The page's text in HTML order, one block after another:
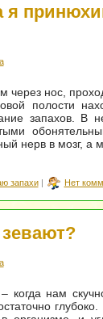
я
через нос,
полости
запахов. В
нерв в мозг, а
запахи| Нет
когда нам